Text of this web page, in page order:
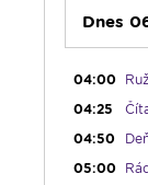
Dnes
03:00
03:30
04:00
04:25
04:50
05:00